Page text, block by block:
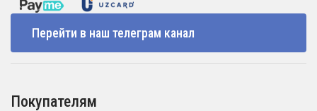
Перейти в наш телеграм канал
Покупателям